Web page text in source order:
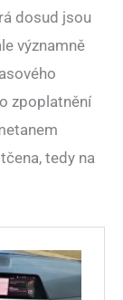
dosud jsou
významně
zpoplatnění
tedy na